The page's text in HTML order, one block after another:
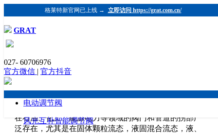
格莱特新官网已上线 → 立即访问 https://grat.com.cn/
GRAT
027- 60706976
官方微信 | 官方抖音
电动调节阀
风光互补智能调节阀
面对阀门冲刷腐蚀，我们该如何应对？
发布时间：2024-07-18 浏览：2049 格莱特控制阀
（https://www.grat.com.cn/）
高速相对运动而引起的金属损坏现象，是管道受冲刷和
腐蚀交互作用的结果，是一种危害性较大的局部腐蚀，
在石油、化工、能源电力等领域的阀门和管道的拐部广
泛存在，尤其是在固体颗粒流态，液固混合流态，液、